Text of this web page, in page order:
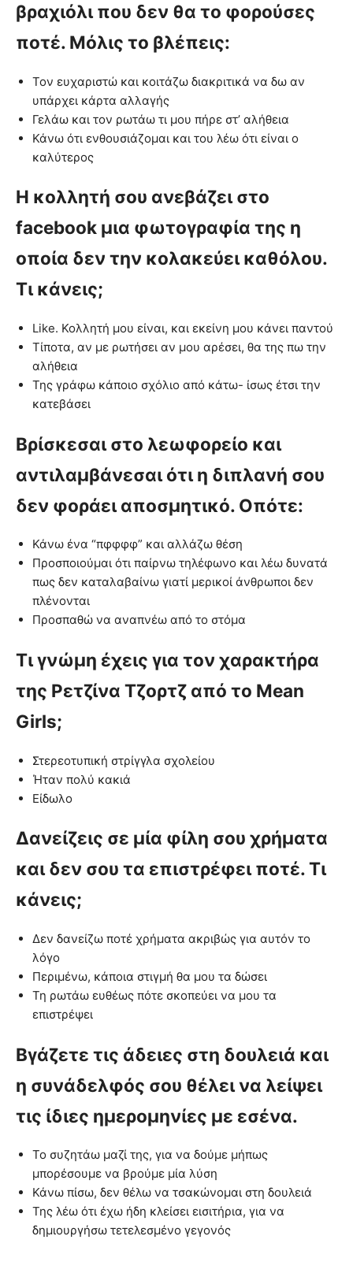
βραχιόλι που δεν θα το φορούσες
ποτέ. Μόλις το βλέπεις:
Τον ευχαριστώ και κοιτάζω διακριτικά να δω αν
υπάρχει κάρτα αλλαγής
Γελάω και τον ρωτάω τι μου πήρε στ’ αλήθεια
Κάνω ότι ενθουσιάζομαι και του λέω ότι είναι ο
καλύτερος
Η κολλητή σου ανεβάζει στο
facebook μια φωτογραφία της η
οποία δεν την κολακεύει καθόλου.
Τι κάνεις;
Like. Κολλητή μου είναι, και εκείνη μου κάνει παντού
Τίποτα, αν με ρωτήσει αν μου αρέσει, θα της πω την
αλήθεια
Της γράφω κάποιο σχόλιο από κάτω- ίσως έτσι την
κατεβάσει
Βρίσκεσαι στο λεωφορείο και
αντιλαμβάνεσαι ότι η διπλανή σου
δεν φοράει αποσμητικό. Οπότε:
Κάνω ένα “πφφφφ” και αλλάζω θέση
Προσποιούμαι ότι παίρνω τηλέφωνο και λέω δυνατά
πως δεν καταλαβαίνω γιατί μερικοί άνθρωποι δεν
πλένονται
Προσπαθώ να αναπνέω από το στόμα
Τι γνώμη έχεις για τον χαρακτήρα
της Ρετζίνα Τζορτζ από το Mean
Girls;
Στερεοτυπική στρίγγλα σχολείου
Ήταν πολύ κακιά
Είδωλο
Δανείζεις σε μία φίλη σου χρήματα
και δεν σου τα επιστρέφει ποτέ. Τι
κάνεις;
Δεν δανείζω ποτέ χρήματα ακριβώς για αυτόν το
λόγο
Περιμένω, κάποια στιγμή θα μου τα δώσει
Τη ρωτάω ευθέως πότε σκοπεύει να μου τα
επιστρέψει
Βγάζετε τις άδειες στη δουλειά και
η συνάδελφός σου θέλει να λείψει
τις ίδιες ημερομηνίες με εσένα.
Το συζητάω μαζί της, για να δούμε μήπως
μπορέσουμε να βρούμε μία λύση
Κάνω πίσω, δεν θέλω να τσακώνομαι στη δουλειά
Της λέω ότι έχω ήδη κλείσει εισιτήρια, για να
δημιουργήσω τετελεσμένο γεγονός